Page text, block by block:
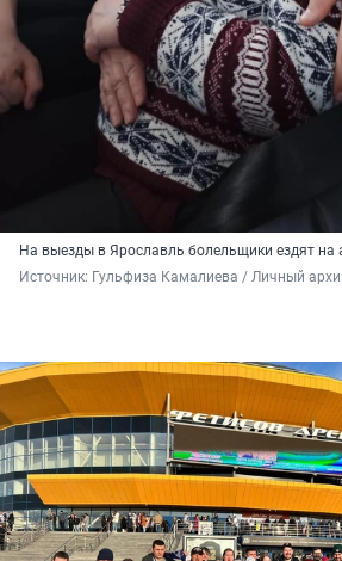
На выезды в Ярославль болельщики ездят на
Источник: Гульфиза Камалиева / Личный